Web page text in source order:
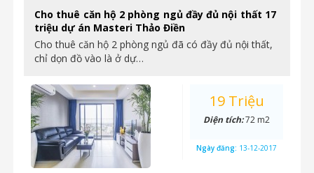
Cho thuê căn hộ 2 phòng ngủ đầy đủ nội thất 17
triệu dự án Masteri Thảo Điền
Cho thuê căn hộ 2 phòng ngủ đã có đầy đủ nội thất,
chỉ dọn đồ vào là ở dự…
19 Triệu
Diện tích:72 m2
Ngày đăng: 13-12-2017